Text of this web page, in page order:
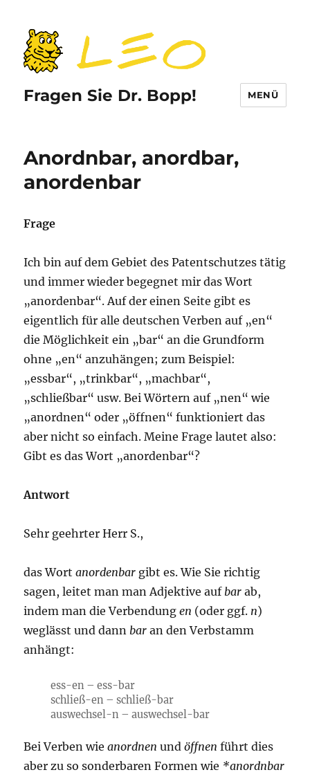
Fragen Sie Dr. Bopp! MENÜ
Anordnbar, anordbar,
anordenbar
Frage
Ich bin auf dem Gebiet des Patentschutzes tätig
und immer wieder begegnet mir das Wort
„anordenbar“. Auf der einen Seite gibt es
eigentlich für alle deutschen Verben auf „en“
die Möglichkeit ein „bar“ an die Grundform
ohne „en“ anzuhängen; zum Beispiel:
„essbar“, „trinkbar“, „machbar“,
„schließbar“ usw. Bei Wörtern auf „nen“ wie
„anordnen“ oder „öffnen“ funktioniert das
aber nicht so einfach. Meine Frage lautet also:
Gibt es das Wort „anordenbar“?
Antwort
Sehr geehrter Herr S.,
das Wortanordenbar gibt es. Wie Sie richtig
sagen, leitet man man Adjektive auf bar ab,
indem man die Verbendungen (oder ggf. n)
weglässt und dann bar an den Verbstamm
anhängt:
ess-en – ess-bar
schließ-en – schließ-bar
auswechsel-n – auswechsel-bar
Bei Verben wieanordnen undöffnen führt dies
aber zu so sonderbaren Formen wie *anordnbar